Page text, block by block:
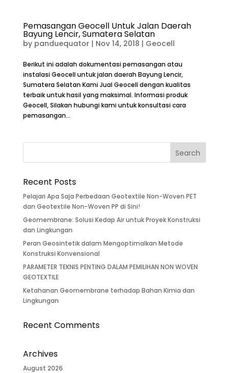
Pemasangan Geocell Untuk Jalan Daerah
Bayung Lencir, Sumatera Selatan
by panduequator | Nov 14, 2018 | Geocell
Berikut ini adalah dokumentasi pemasangan atau
instalasi Geocell untuk jalan daerah Bayung Lencir,
Sumatera Selatan Kami Jual Geocell dengan kualitas
terbaik untuk hasil yang maksimal. Informasi produk
Geocell, Silakan hubungi kami untuk konsultasi cara
pemasangan...
Recent Posts
Pelajari Apa Saja Perbedaan Geotextile Non-Woven PET
dan Geotextile Non-Woven PP di Sini!
Geomembrane: Solusi Kedap Air untuk Proyek Konstruksi
dan Lingkungan
Peran Geosintetik dalam Mengoptimalkan Metode
Konstruksi Konvensional
PARAMETER TEKNIS PENTING DALAM PEMILIHAN NON WOVEN
GEOTEXTILE
Ketahanan Geomembrane terhadap Bahan Kimia dan
Lingkungan
Recent Comments
Archives
August 2026